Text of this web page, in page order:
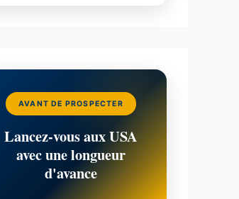
AVANT DE PROSPECTER
Lancez-vous aux USA
avec une longueur
d'avance